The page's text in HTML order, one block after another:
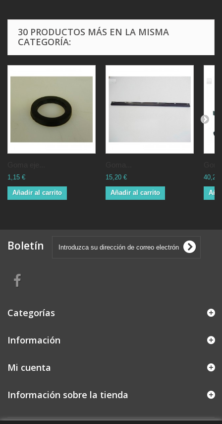
30 PRODUCTOS MÁS EN LA MISMA
CATEGORÍA:
1,15 €
Añadir al carrito
15,20 €
Añadir al carrito
40,25
Boletín
Categorías
Información
Mi cuenta
Información sobre la tienda